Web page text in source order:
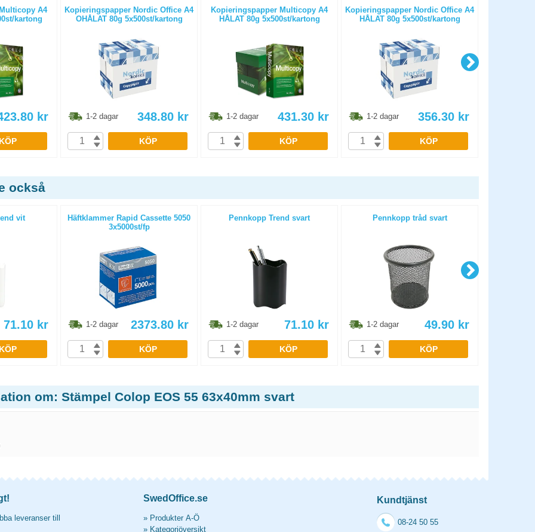
A4
kartong
kr
KÖP
Kopieringspapper Nordic Office A4
OHÅLAT 80g 5x500st/kartong
1-2 dagar 348.80 kr
KÖP
Kopieringspapper Multicopy A4
HÅLAT 80g 5x500st/kartong
1-2 dagar 431.30 kr
KÖP
Kopieringspapper Nordic Office A4
HÅLAT 80g 5x500st/kartong
1-2 dagar 356.30 kr
KÖP
också
vit
71.10 kr
KÖP
Häftklammer Rapid Cassette 5050
3x5000st/fp
1-2 dagar 2373.80 kr
KÖP
Pennkopp Trend svart
1-2 dagar 71.10 kr
KÖP
Pennkopp tråd svart
1-2 dagar 49.90 kr
KÖP
om: Stämpel Colop EOS 55 63x40mm svart
leveranser till
SwedOffice.se
» Produkter A-Ö
» Kategoriöversikt
Kundtjänst
08-24 50 55